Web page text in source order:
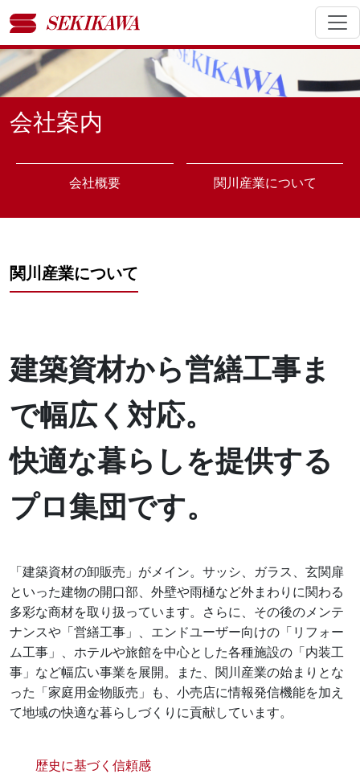
会社案内
会社概要 関川産業について
関川産業について
建築資材から営繕工事ま
で幅広く対応。
快適な暮らしを提供する
プロ集団です。
「建築資材の卸販売」がメイン。サッシ、ガラス、玄関扉
といった建物の開口部、外壁や雨樋など外まわりに関わる
多彩な商材を取り扱っています。さらに、その後のメンテ
ナンスや「営繕工事」、エンドユーザー向けの「リフォー
ム工事」、ホテルや旅館を中心とした各種施設の「内装工
事」など幅広い事業を展開。また、関川産業の始まりとな
った「家庭用金物販売」も、小売店に情報発信機能を加え
て地域の快適な暮らしづくりに貢献しています。
歴史に基づく信頼感